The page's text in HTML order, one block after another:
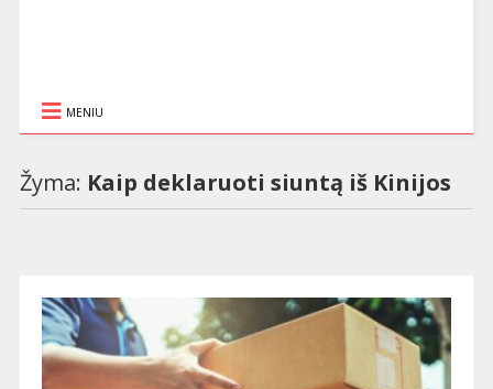
MENIU
Žyma: Kaip deklaruoti siuntą iš Kinijos